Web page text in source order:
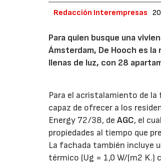
Redacción Interempresas
Para quien busque una
Ámsterdam, De Hooch es
llenas de luz, con 28
Para el acristalamiento de
capaz de ofrecer a los
Energy 72/38, deAGC, el
propiedades al tiempo que
La fachada también incluye
térmico (Ug = 1,0 W/(m2 K.)